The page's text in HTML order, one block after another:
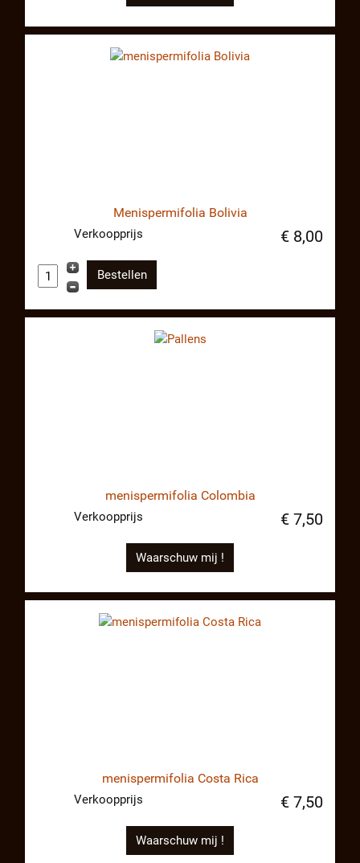
Menispermifolia Bolivia
Verkoopprijs € 8,00
menispermifolia Colombia
Verkoopprijs € 7,50
Waarschuw mij !
menispermifolia Costa Rica
Verkoopprijs € 7,50
Waarschuw mij !